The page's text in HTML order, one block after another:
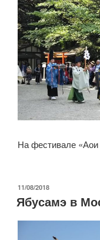
На фестивале
ОПУБЛИКОВАНО
11/08/2018
Ябусамэ в